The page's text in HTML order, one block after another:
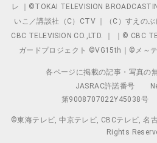
レ ｜©TOKAI TELEVISION
いこ／講談社（C）CTV ｜（C）すえの
CBC TELEVISION CO.,LTD. ｜ ｜© CBC
ガードプロジェクト ©VG15th｜©メ～
各ページに掲載の記事・写真の
JASRAC許諾番号
第9008707022Y45038号
©東海テレビ, 中京テレビ, CBCテレビ, 名
Rights